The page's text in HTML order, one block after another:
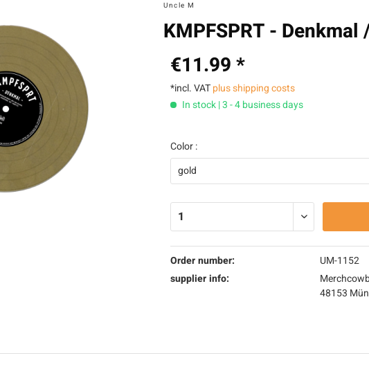
Uncle M
KMPFSPRT -
€11.99 *
*incl. VATplus shipping costs
In stock | 3 - 4 business days
Color :
Order number:
UM-1152
supplier info:
48153